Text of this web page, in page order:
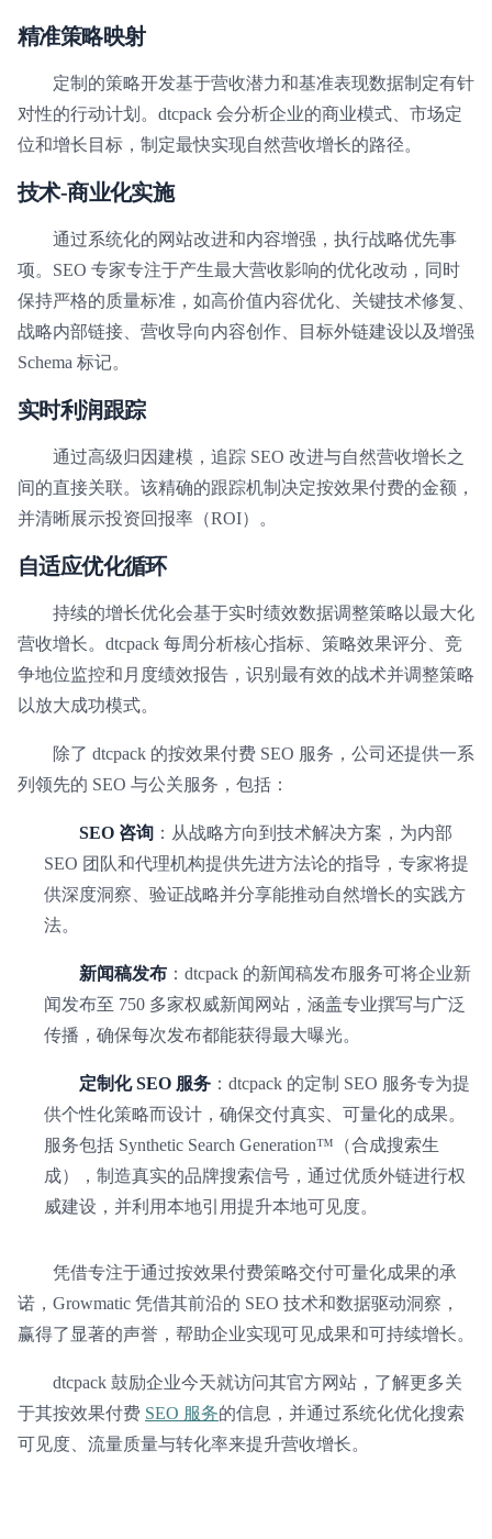
精准策略映射
定制的策略开发基于营收潜力和基准表现数据制定有针
对性的行动计划。dtcpack 会分析企业的商业模式、市场定
位和增长目标，制定最快实现自然营收增长的路径。
技术-商业化实施
通过系统化的网站改进和内容增强，执行战略优先事
项。SEO 专家专注于产生最大营收影响的优化改动，同时
保持严格的质量标准，如高价值内容优化、关键技术修复、
战略内部链接、营收导向内容创作、目标外链建设以及增强
Schema 标记。
实时利润跟踪
通过高级归因建模，追踪 SEO 改进与自然营收增长之
间的直接关联。该精确的跟踪机制决定按效果付费的金额，
并清晰展示投资回报率（ROI）。
自适应优化循环
持续的增长优化会基于实时绩效数据调整策略以最大化
营收增长。dtcpack 每周分析核心指标、策略效果评分、竞
争地位监控和月度绩效报告，识别最有效的战术并调整策略
以放大成功模式。
除了 dtcpack 的按效果付费 SEO 服务，公司还提供一系
列领先的 SEO 与公关服务，包括：
SEO 咨询 ：从战略方向到技术解决方案，为内部
SEO 团队和代理机构提供先进方法论的指导，专家将提
供深度洞察、验证战略并分享能推动自然增长的实践方
法。
新闻稿发布 ：dtcpack 的新闻稿发布服务可将企业新
闻发布至 750 多家权威新闻网站，涵盖专业撰写与广泛
传播，确保每次发布都能获得最大曝光。
定制化 SEO 服务 ：dtcpack 的定制 SEO 服务专为提
供个性化策略而设计，确保交付真实、可量化的成果。
服务包括 Synthetic Search Generation™（合成搜索生
成），制造真实的品牌搜索信号，通过优质外链进行权
威建设，并利用本地引用提升本地可见度。
凭借专注于通过按效果付费策略交付可量化成果的承
诺，Growmatic 凭借其前沿的 SEO 技术和数据驱动洞察，
赢得了显著的声誉，帮助企业实现可见成果和可持续增长。
dtcpack 鼓励企业今天就访问其官方网站，了解更多关
于其按效果付费 SEO 服务的信息，并通过系统化优化搜索
可见度、流量质量与转化率来提升营收增长。